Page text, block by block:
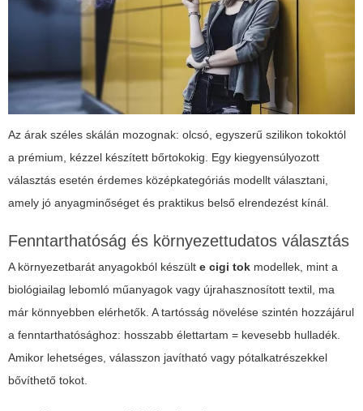
Az árak széles skálán mozognak: olcsó, egyszerű szilikon tokoktól
a prémium, kézzel készített bőrtokokig. Egy kiegyensúlyozott
választás esetén érdemes középkategóriás modellt választani,
amely jó anyagminőséget és praktikus belső elrendezést kínál.
Fenntarthatóság és környezettudatos választás
A környezetbarát anyagokból készült e cigi tok modellek, mint a
biológiailag lebomló műanyagok vagy újrahasznosított textil, ma
már könnyebben elérhetők. A tartósság növelése szintén hozzájárul
a fenntarthatósághoz: hosszabb élettartam = kevesebb hulladék.
Amikor lehetséges, válasszon javítható vagy pótalkatrészekkel
bővíthető tokot.